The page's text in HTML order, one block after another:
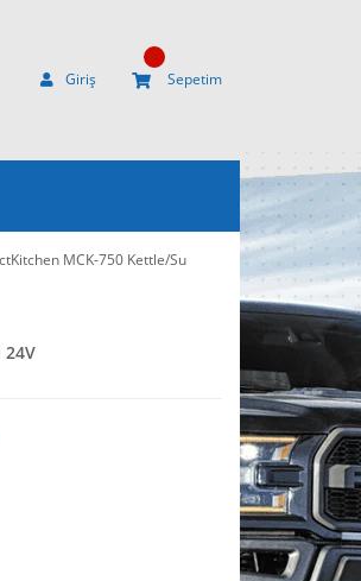
Giriş Sepetim
MCK-750 Kettle/Su
24V